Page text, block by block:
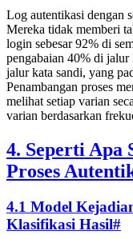
Log autentikasi dengan
Mereka tidak memberi
login sebesar 92% di
pengabaian 40% di
jalur kata sandi, yang
Penambangan proses
melihat setiap varian
varian berdasarkan
4. Seperti Apa
Proses
4.1 Model
Klasifikasi Hasil#